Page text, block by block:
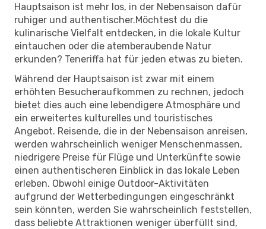
Hauptsaison ist mehr los, in der Nebensaison dafür
ruhiger und authentischer.Möchtest du die
kulinarische Vielfalt entdecken, in die lokale Kultur
eintauchen oder die atemberaubende Natur
erkunden? Teneriffa hat für jeden etwas zu bieten.
Während der Hauptsaison ist zwar mit einem
erhöhten Besucheraufkommen zu rechnen, jedoch
bietet dies auch eine lebendigere Atmosphäre und
ein erweitertes kulturelles und touristisches
Angebot. Reisende, die in der Nebensaison anreisen,
werden wahrscheinlich weniger Menschenmassen,
niedrigere Preise für Flüge und Unterkünfte sowie
einen authentischeren Einblick in das lokale Leben
erleben. Obwohl einige Outdoor-Aktivitäten
aufgrund der Wetterbedingungen eingeschränkt
sein könnten, werden Sie wahrscheinlich feststellen,
dass beliebte Attraktionen weniger überfüllt sind,